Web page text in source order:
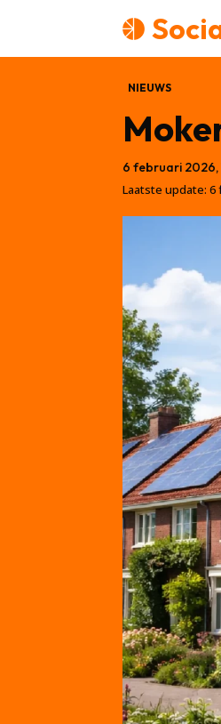
NIEUWS
6 februari 2026,
Laatste update: 6